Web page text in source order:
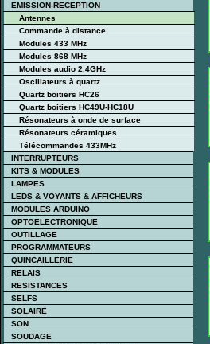
EMISSION-RECEPTION
Antennes
Commande à distance
Modules 433 MHz
Modules 868 MHz
Modules audio 2,4GHz
Oscillateurs à quartz
Quartz boitiers HC26
Quartz boitiers HC49U-HC18U
Résonateurs à onde de surface
Résonateurs céramiques
Télécommandes 433MHz
INTERRUPTEURS
KITS & MODULES
LAMPES
LEDS & VOYANTS & AFFICHEURS
MODULES ARDUINO
OPTOELECTRONIQUE
OUTILLAGE
PROGRAMMATEURS
QUINCAILLERIE
RELAIS
RESISTANCES
SELFS
SOLAIRE
SON
SOUDAGE